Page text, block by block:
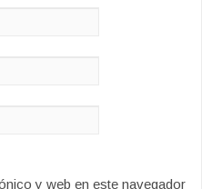
y web en este navegador